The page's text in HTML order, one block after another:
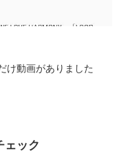
け動画がありました
ェック